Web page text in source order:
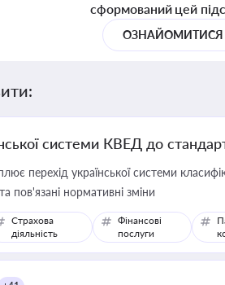
сформований цей
ОЗНАЙОМИТИСЯ
системи КВЕД до
перехід української системи
пов'язані нормативні зміни
Страхова
діяльність
Фінансові
послуги